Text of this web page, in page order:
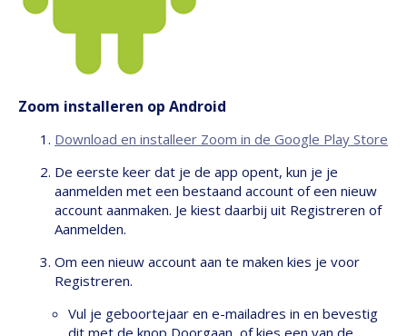
Zoom installeren op Android
Download en installeer Zoom in de Google Play Store
De eerste keer dat je de app opent, kun je je
aanmelden met een bestaand account of een nieuw
account aanmaken. Je kiest daarbij uit Registreren of
Aanmelden.
Om een nieuw account aan te maken kies je voor
Registreren.
Vul je geboortejaar en e-mailadres in en bevestig